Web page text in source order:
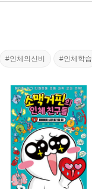
#인체의신비 #인체학습